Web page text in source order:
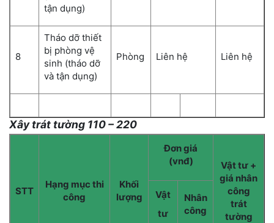
tận dụng)
8
Tháo dỡ thiết
bị phòng vệ
sinh (tháo dỡ
và tận dụng)
Phòng Liên hệ Liên hệ
Xây trát tường 110 – 220
STT
Hạng mục thi
công
Khối
lượng
Đơn giá
(vnđ)
Vật tư +
giá nhân
công
trát
tường
Vật
tư
Nhân
công